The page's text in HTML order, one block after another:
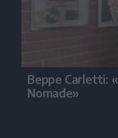
Beppe Carletti:
Nomade»